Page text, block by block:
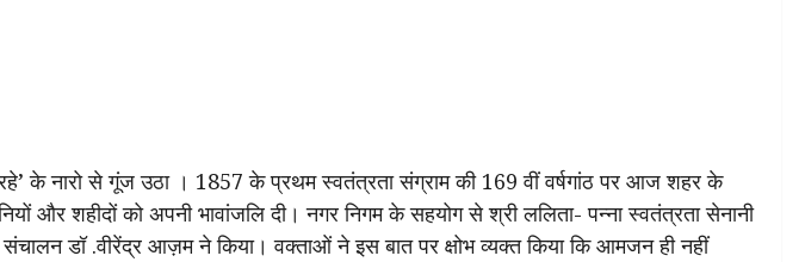
के नारो से गूंज उठा । 1857 के प्रथम स्वतंत्रता संग्राम की 169 वीं वर्षगांठ पर आज शहर के
और शहीदों को अपनी भावांजलि दी। नगर निगम के सहयोग से श्री ललिता- पन्ना स्वतंत्रता सेनानी
डॉ .वीरेंद्र आज़म ने किया। वक्ताओं ने इस बात पर क्षोभ व्यक्त किया कि आमजन ही नहीं